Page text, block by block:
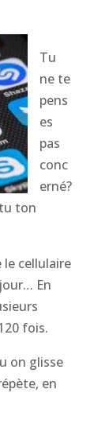
Tu
ne te
pens
es
pas
conc
erné?
ton
cellulaire
En
fois.
on glisse
en